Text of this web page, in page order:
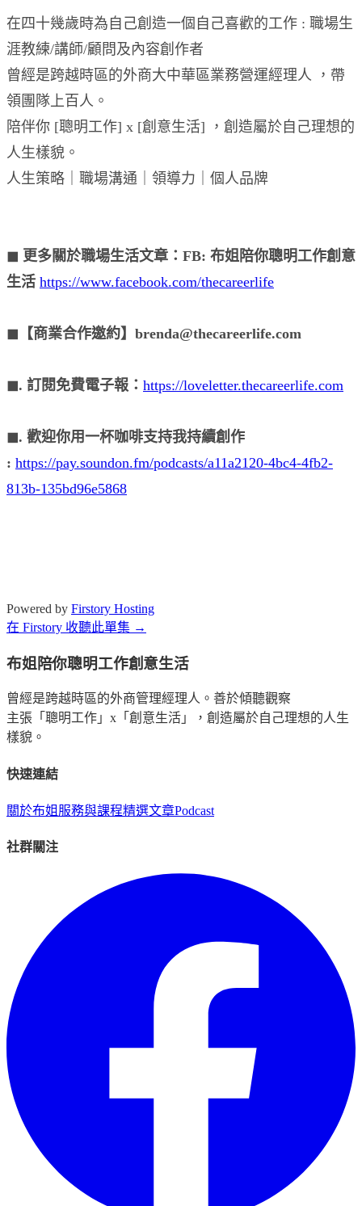
在四十幾歲時為自己創造一個自己喜歡的工作 : 職場生
涯教練/講師/顧問及內容創作者
曾經是跨越時區的外商大中華區業務營運經理人 ，帶
領團隊上百人。
陪伴你 [聰明工作] x [創意生活] ，創造屬於自己理想的
人生樣貌。
人生策略｜職場溝通｜領導力｜個人品牌
◼︎ 更多關於職場生活文章：FB: 布姐陪你聰明工作創意
生活 https://www.facebook.com/thecareerlife
◼︎【商業合作邀約】brenda@thecareerlife.com
◼︎. 訂閱免費電子報： https://loveletter.thecareerlife.com
◼︎. 歡迎你用一杯咖啡支持我持續創作
: https://pay.soundon.fm/podcasts/a11a2120-4bc4-4fb2-
813b-135bd96e5868
Powered by Firstory Hosting
在 Firstory 收聽此單集 →
布姐陪你聰明工作創意生活
曾經是跨越時區的外商管理經理人。善於傾聽觀察
主張「聰明工作」x「創意生活」，創造屬於自己理想的人生
樣貌。
快速連結
關於布姐 服務與課程精選文章Podcast
社群關注